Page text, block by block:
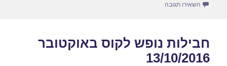
השאירו תגובה
חבילות נופש לקוס באוקטובר
13/10/2016